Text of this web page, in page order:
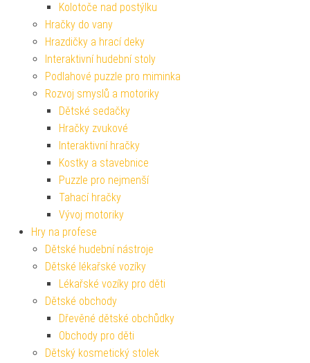
Kolotoče nad postýlku
Hračky do vany
Hrazdičky a hrací deky
Interaktivní hudební stoly
Podlahové puzzle pro miminka
Rozvoj smyslů a motoriky
Dětské sedačky
Hračky zvukové
Interaktivní hračky
Kostky a stavebnice
Puzzle pro nejmenší
Tahací hračky
Vývoj motoriky
Hry na profese
Dětské hudební nástroje
Dětské lékařské vozíky
Lékařské vozíky pro děti
Dětské obchody
Dřevěné dětské obchůdky
Obchody pro děti
Dětský kosmetický stolek